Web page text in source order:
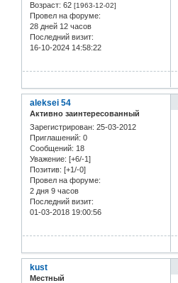
Возраст: 62 [1963-12-02]
Провел на форуме:
28 дней 12 часов
Последний визит:
16-10-2024 14:58:22
aleksei 54
Активно заинтересованный
Зарегистрирован: 25-03-2012
Приглашений: 0
Сообщений: 18
Уважение: [+6/-1]
Позитив: [+1/-0]
Провел на форуме:
2 дня 9 часов
Последний визит:
01-03-2018 19:00:56
kust
Местный